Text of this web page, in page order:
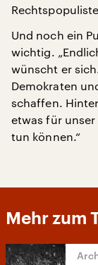
Und noch ein
wichtig.
wünscht er
Demokraten
schaffen.
etwas für
tun können.“
Mehr zum